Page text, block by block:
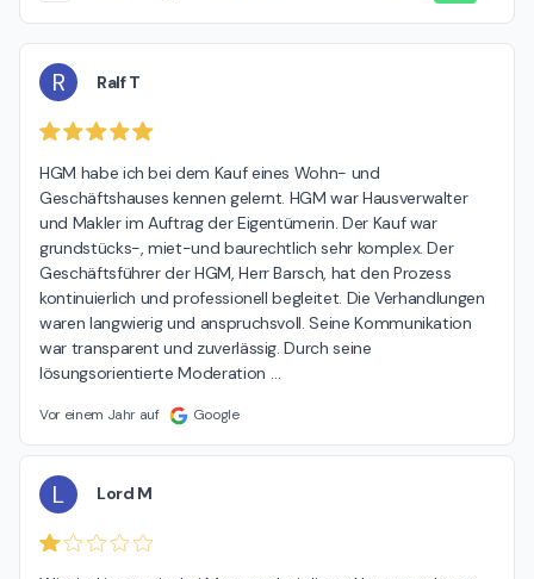
R Ralf T
HGM habe ich bei dem Kauf eines Wohn- und
Geschäftshauses kennen gelernt. HGM war Hausverwalter
und Makler im Auftrag der Eigentümerin. Der Kauf war
grundstücks-, miet-und baurechtlich sehr komplex. Der
Geschäftsführer der HGM, Herr Barsch, hat den Prozess
kontinuierlich und professionell begleitet. Die Verhandlungen
waren langwierig und anspruchsvoll. Seine Kommunikation
war transparent und zuverlässig. Durch seine
lösungsorientierte Moderation
Vor einem Jahr auf Google
L Lord M